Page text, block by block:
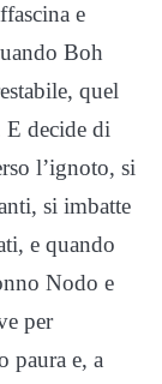
e
Boh
quel
E decide di
l’ignoto, si
si imbatte
e quando
Nodo e
per
paura e, a